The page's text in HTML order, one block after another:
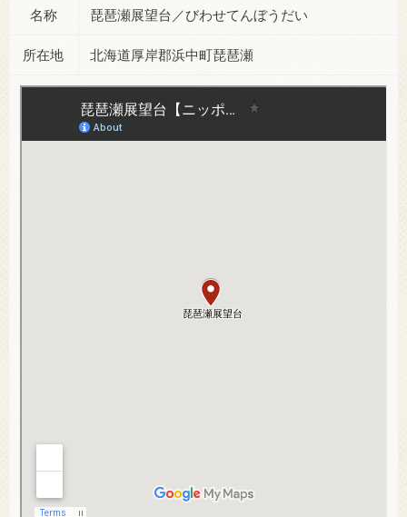
名称 琵琶瀬展望台／びわせてんぼうだい
所在地 北海道厚岸郡浜中町琵琶瀬